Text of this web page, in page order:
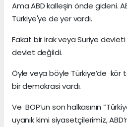
Ama ABD kalleşin önde gideni.
Türkiye'ye de yer vardı.
Fakat bir Irak veya Suriye
devlet değildi.
Öyle veya böyle Türkiye’de kör
bir demokrasi vardı.
Ve BOP’un son halkasının
uyanık kimi siyasetçilerimiz,